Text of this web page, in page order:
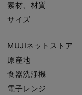
素材、材質
サイズ
MUJIネットストア
原産地
食器洗浄機
電子レンジ